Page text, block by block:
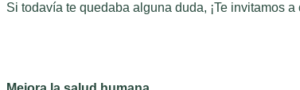
Si todavía te quedaba alguna duda, ¡Te invitamos